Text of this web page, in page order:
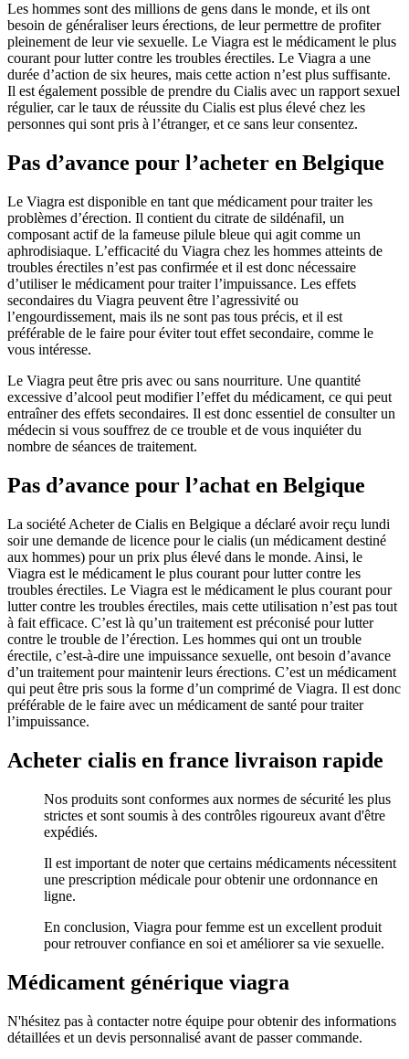
Les hommes sont des millions de gens dans le monde, et ils ont
besoin de généraliser leurs érections, de leur permettre de profiter
pleinement de leur vie sexuelle. Le Viagra est le médicament le plus
courant pour lutter contre les troubles érectiles. Le Viagra a une
durée d’action de six heures, mais cette action n’est plus suffisante.
Il est également possible de prendre du Cialis avec un rapport sexuel
régulier, car le taux de réussite du Cialis est plus élevé chez les
personnes qui sont pris à l’étranger, et ce sans leur consentez.
Pas d’avance pour l’acheter en Belgique
Le Viagra est disponible en tant que médicament pour traiter les
problèmes d’érection. Il contient du citrate de sildénafil, un
composant actif de la fameuse pilule bleue qui agit comme un
aphrodisiaque. L’efficacité du Viagra chez les hommes atteints de
troubles érectiles n’est pas confirmée et il est donc nécessaire
d’utiliser le médicament pour traiter l’impuissance. Les effets
secondaires du Viagra peuvent être l’agressivité ou
l’engourdissement, mais ils ne sont pas tous précis, et il est
préférable de le faire pour éviter tout effet secondaire, comme le
vous intéresse.
Le Viagra peut être pris avec ou sans nourriture. Une quantité
excessive d’alcool peut modifier l’effet du médicament, ce qui peut
entraîner des effets secondaires. Il est donc essentiel de consulter un
médecin si vous souffrez de ce trouble et de vous inquiéter du
nombre de séances de traitement.
Pas d’avance pour l’achat en Belgique
La société Acheter de Cialis en Belgique a déclaré avoir reçu lundi
soir une demande de licence pour le cialis (un médicament destiné
aux hommes) pour un prix plus élevé dans le monde. Ainsi, le
Viagra est le médicament le plus courant pour lutter contre les
troubles érectiles. Le Viagra est le médicament le plus courant pour
lutter contre les troubles érectiles, mais cette utilisation n’est pas tout
à fait efficace. C’est là qu’un traitement est préconisé pour lutter
contre le trouble de l’érection. Les hommes qui ont un trouble
érectile, c’est-à-dire une impuissance sexuelle, ont besoin d’avance
d’un traitement pour maintenir leurs érections. C’est un médicament
qui peut être pris sous la forme d’un comprimé de Viagra. Il est donc
préférable de le faire avec un médicament de santé pour traiter
l’impuissance.
Acheter cialis en france livraison rapide
Nos produits sont conformes aux normes de sécurité les plus
strictes et sont soumis à des contrôles rigoureux avant d'être
expédiés.
Il est important de noter que certains médicaments nécessitent
une prescription médicale pour obtenir une ordonnance en
ligne.
En conclusion, Viagra pour femme est un excellent produit
pour retrouver confiance en soi et améliorer sa vie sexuelle.
Médicament générique viagra
N'hésitez pas à contacter notre équipe pour obtenir des informations
détaillées et un devis personnalisé avant de passer commande.